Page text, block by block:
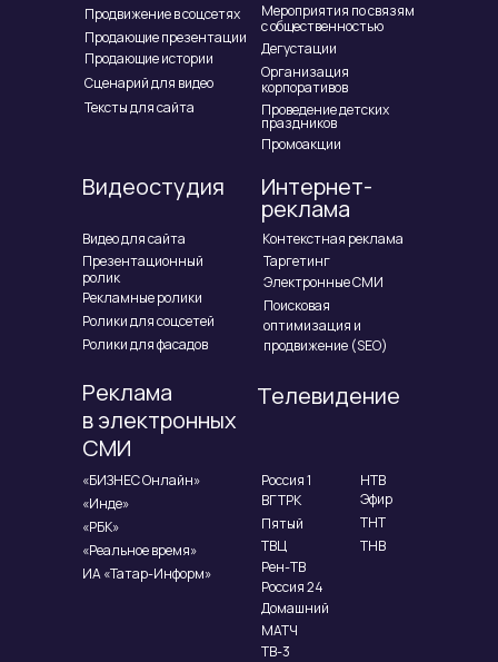
Видеостудия Интернет-
реклама
Видео для сайта
Презентационный
ролик
Рекламные ролики
Ролики для соцсетей
Ролики для фасадов
Продвижение в соцсетях
Продающие презентации
Продающие истории
Сценарий для видео
Тексты для сайта
Контекстная реклама
Таргетинг
Электронные СМИ
Поисковая
оптимизация и
продвижение (SEO)
Мероприятия по связям
с общественностью
Дегустации
Организация
корпоративов
Проведение детских
праздников
Промоакции
Реклама
в электронных
СМИ
«БИЗНЕС Онлайн»
ИА «Татар-Информ»
«Реальное время»
«РБК»
«Инде»
Телевидение
МАТЧ
НТВ
ТНВ
ТНТ
Эфир
Россия 1
ВГТРК
Домашний
ТВ-3
Россия 24
Рен-ТВ
Пятый
ТВЦ